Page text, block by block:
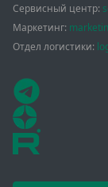
Сервисный центр:
Маркетинг:
Отдел логистики: